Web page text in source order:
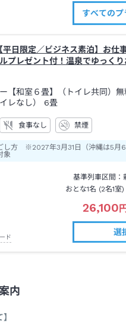
すべてのプ
【平日限定／ビジネス素泊】お仕
プレゼント付！温泉でゆっくり
【和室６畳】（トイレ共同）
レなし） 6畳
食事なし 禁煙
し方 ※2027年3月31日（沖縄は5月6
象
基準列車区間
おとな1名 (2名1室)
26,100
ド
選
内